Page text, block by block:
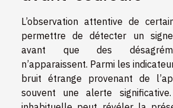
L’observation attentive de
permettre de détecter un
avant que des
n’apparaissent. Parmi les
bruit étrange provenant de
souvent une alerte